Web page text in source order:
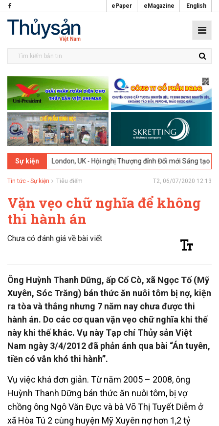
ePaper eMagazine English
Sự kiện
London, UK - Hội nghị Thượng đỉnh Đổi mới Sáng tạo trong Ngành
Tin tức - Sự kiện Tiêu điểm T2, 06/07/2020 12:13
Vặn vẹo chữ nghĩa để không
thi hành án
Chưa có đánh giá về bài viết
Ông Huỳnh Thanh Dững, ấp Cổ Cò, xã Ngọc Tố (Mỹ
Xuyên, Sóc Trăng) bán thức ăn nuôi tôm bị nợ, kiện
ra tòa và thắng nhưng 7 năm nay chưa được thi
hành án. Do các cơ quan vặn vẹo chữ nghĩa khi thế
này khi thế khác. Vụ này Tạp chí Thủy sản Việt
Nam ngày 3/4/2012 đã phản ánh qua bài “Án tuyên,
tiền có vẫn khó thi hành”.
Vụ việc khá đơn giản. Từ năm 2005 – 2008, ông
Huỳnh Thanh Dững bán thức ăn nuôi tôm, bị vợ
chồng ông Ngô Văn Đực và bà Võ Thị Tuyết Diễm ở
xã Hòa Tú 2 cùng huyện Mỹ Xuyên nợ hơn 1,2 tỷ